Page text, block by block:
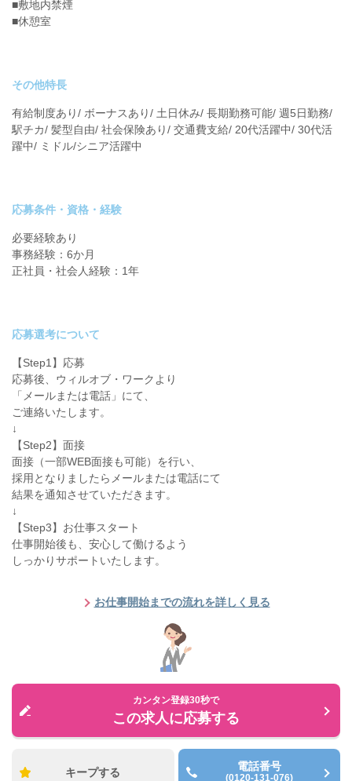
■敷地内禁煙
■休憩室
その他特長
有給制度あり/ ボーナスあり/ 土日休み/ 長期勤務可能/ 週5日勤務/
駅チカ/ 髪型自由/ 社会保険あり/ 交通費支給/ 20代活躍中/ 30代活
躍中/ ミドル/シニア活躍中
応募条件・資格・経験
必要経験あり
事務経験：6か月
正社員・社会人経験：1年
応募選考について
【Step1】応募
応募後、ウィルオブ・ワークより
「メールまたは電話」にて、
ご連絡いたします。
↓
【Step2】面接
面接（一部WEB面接も可能）を行い、
採用となりましたらメールまたは電話にて
結果を通知させていただきます。
↓
【Step3】お仕事スタート
仕事開始後も、安心して働けるよう
しっかりサポートいたします。
お仕事開始までの流れを詳しく見る
カンタン登録30秒で
この求人に応募する
キープする 電話番号
(0120-131-076)